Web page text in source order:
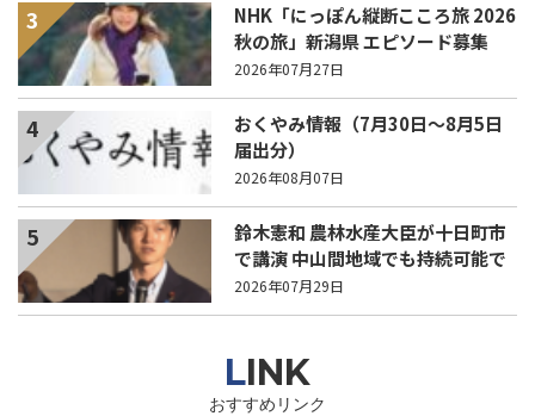
3
NHK「にっぽん縦断こころ旅 2026
秋の旅」新潟県 エピソード募集
中！
2026年07月27日
4
おくやみ情報（7月30日～8月5日
届出分）
2026年08月07日
5
鈴木憲和 農林水産大臣が十日町市
で講演 中山間地域でも持続可能で
稼げる農業とは？
2026年07月29日
LINK
おすすめリンク